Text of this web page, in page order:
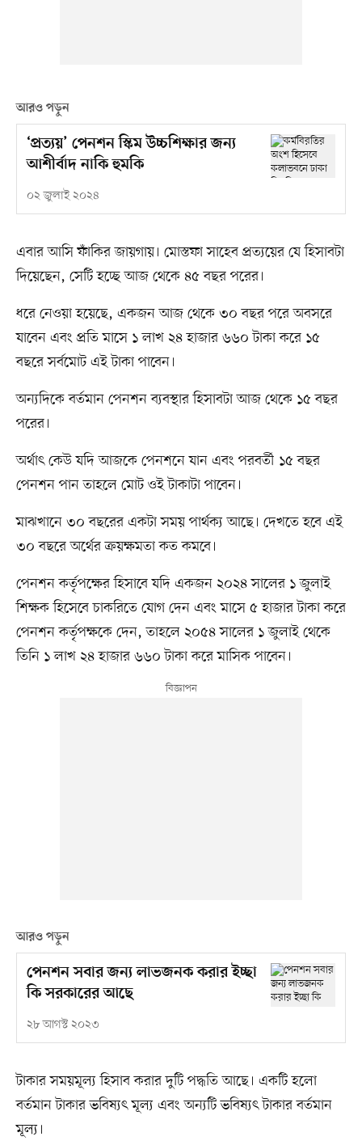
আরও পড়ুন
‘প্রত্যয়’ পেনশন স্কিম উচ্চশিক্ষার জন্য
আশীর্বাদ নাকি হুমকি
০২ জুলাই ২০২৪
এবার আসি ফাঁকির জায়গায়। মোস্তফা সাহেব প্রত্যয়ের যে হিসাবটা
দিয়েছেন, সেটি হচ্ছে আজ থেকে ৪৫ বছর পরের।
ধরে নেওয়া হয়েছে, একজন আজ থেকে ৩০ বছর পরে অবসরে
যাবেন এবং প্রতি মাসে ১ লাখ ২৪ হাজার ৬৬০ টাকা করে ১৫
বছরে সর্বমোট এই টাকা পাবেন।
অন্যদিকে বর্তমান পেনশন ব্যবস্থার হিসাবটা আজ থেকে ১৫ বছর
পরের।
অর্থাৎ কেউ যদি আজকে পেনশনে যান এবং পরবর্তী ১৫ বছর
পেনশন পান তাহলে মোট ওই টাকাটা পাবেন।
মাঝখানে ৩০ বছরের একটা সময় পার্থক্য আছে। দেখতে হবে এই
৩০ বছরে অর্থের ক্রয়ক্ষমতা কত কমবে।
পেনশন কর্তৃপক্ষের হিসাবে যদি একজন ২০২৪ সালের ১ জুলাই
শিক্ষক হিসেবে চাকরিতে যোগ দেন এবং মাসে ৫ হাজার টাকা করে
পেনশন কর্তৃপক্ষকে দেন, তাহলে ২০৫৪ সালের ১ জুলাই থেকে
তিনি ১ লাখ ২৪ হাজার ৬৬০ টাকা করে মাসিক পাবেন।
আরও পড়ুন
পেনশন সবার জন্য লাভজনক করার ইচ্ছা
কি সরকারের আছে
২৮ আগস্ট ২০২৩
টাকার সময়মূল্য হিসাব করার দুটি পদ্ধতি আছে। একটি হলো
বর্তমান টাকার ভবিষ্যৎ মূল্য এবং অন্যটি ভবিষ্যৎ টাকার বর্তমান
মূল্য।